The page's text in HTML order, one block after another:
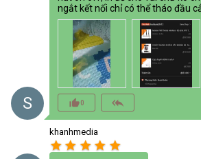
S
ngắt kết nối chỉ có thể tháo đầu
thumb_up_alt0 reply_all
khanhmedia
star star star star star